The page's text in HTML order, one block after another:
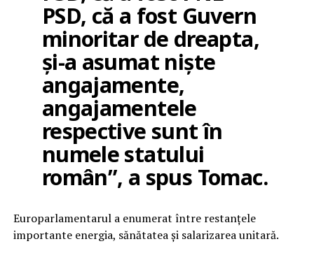
PSD, că a fost Guvern
minoritar de dreapta,
și-a asumat niște
angajamente,
angajamentele
respective sunt în
numele statului
român”, a spus Tomac.
Europarlamentarul a enumerat între restanțele
importante energia, sănătatea și salarizarea unitară.